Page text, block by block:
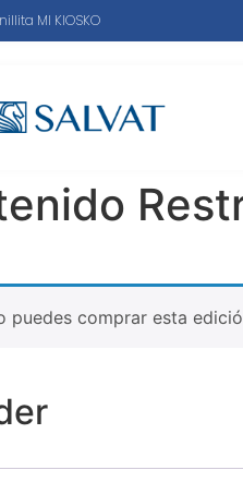
MI KIOSKO
puedes comprar esta